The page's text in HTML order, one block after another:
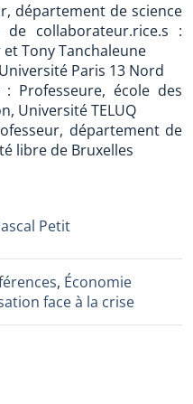
département de science
de collaborateur.rice.s :
Tony Tanchaleune
Paris 13 Nord
: Professeure, école des
Université TELUQ
département de
libre de Bruxelles
Petit
, Économie
face à la crise